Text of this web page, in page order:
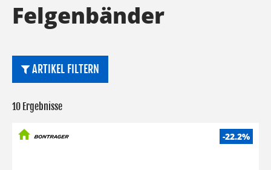
Felgenbänder
ARTIKEL FILTERN
10 Ergebnisse
-22.2%